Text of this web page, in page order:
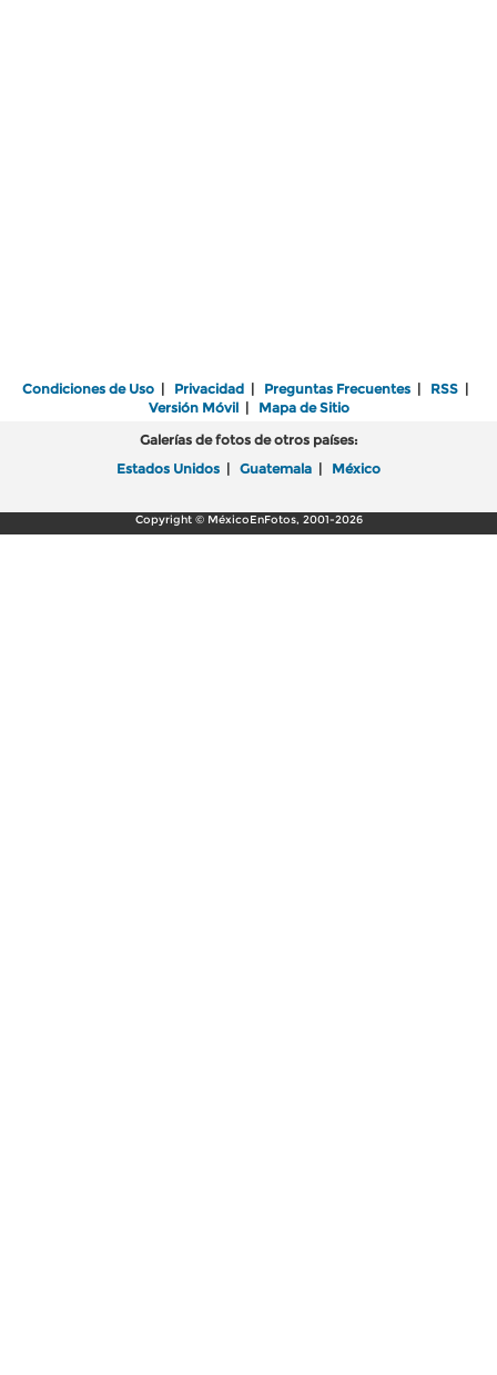
Condiciones de Uso | Privacidad | Preguntas Frecuentes | RSS |
Versión Móvil| Mapa de Sitio
Galerías de fotos de otros países:
Estados Unidos | Guatemala | México
Copyright © MéxicoEnFotos, 2001-2026